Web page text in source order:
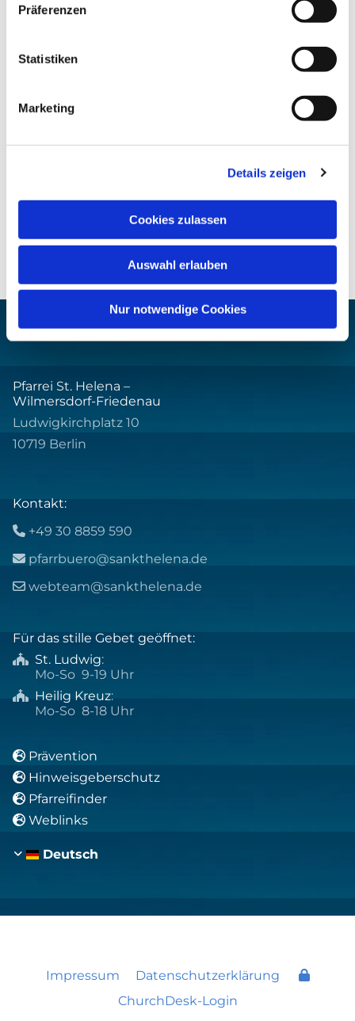
Präferenzen
Statistiken
Marketing
Details zeigen
Cookies zulassen
Auswahl erlauben
Nur notwendige Cookies
Pfarrei St. Helena –
Wilmersdorf-Friedenau
Ludwigkirchplatz 10
10719 Berlin
Kontakt:
 +49 30 8859 590
 pfarrbuero@sankthelena.de
 webteam@sankthelena.de
Für das stille Gebet geöffnet:
 St. Ludwig:
Mo-So 9-19 Uhr
 Heilig Kreuz:
Mo-So 8-18 Uhr
 Prävention
 Hinweisgeberschutz
 Pfarreifinder
 Weblinks
Deutsch
Impressum
Datenschutzerklärung
ChurchDesk-Login